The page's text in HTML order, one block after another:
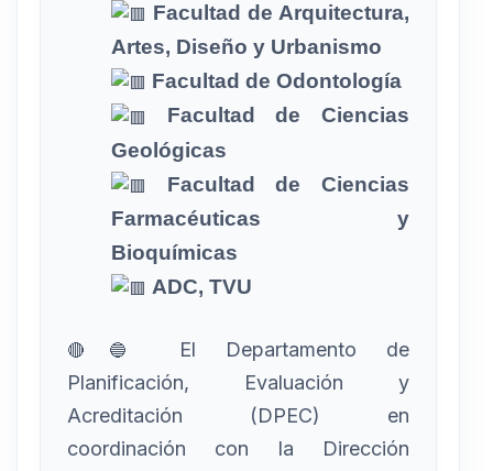
Facultad de Arquitectura,
Artes, Diseño y Urbanismo
Facultad de Odontología
Facultad de Ciencias
Geológicas
Facultad de Ciencias
Farmacéuticas y
Bioquímicas
ADC, TVU
🔴🔵 El Departamento de
Planificación, Evaluación y
Acreditación (DPEC) en
coordinación con la Dirección